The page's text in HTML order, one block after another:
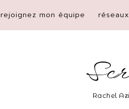
rejoignez mon équipe réseaux
Rachel